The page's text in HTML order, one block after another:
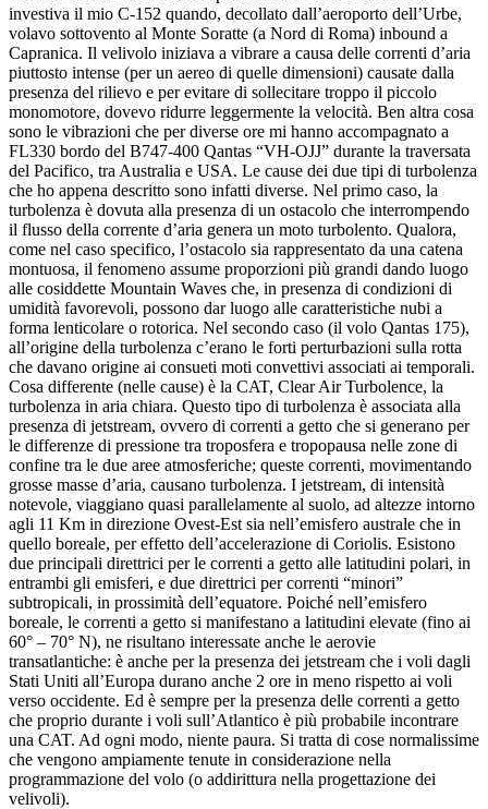
investiva il mio C-152 quando, decollato dall’aeroporto dell’Urbe,
volavo sottovento al Monte Soratte (a Nord di Roma) inbound a
Capranica. Il velivolo iniziava a vibrare a causa delle correnti d’aria
piuttosto intense (per un aereo di quelle dimensioni) causate dalla
presenza del rilievo e per evitare di sollecitare troppo il piccolo
monomotore, dovevo ridurre leggermente la velocità. Ben altra cosa
sono le vibrazioni che per diverse ore mi hanno accompagnato a
FL330 bordo del B747-400 Qantas “VH-OJJ” durante la traversata
del Pacifico, tra Australia e USA. Le cause dei due tipi di turbolenza
che ho appena descritto sono infatti diverse. Nel primo caso, la
turbolenza è dovuta alla presenza di un ostacolo che interrompendo
il flusso della corrente d’aria genera un moto turbolento. Qualora,
come nel caso specifico, l’ostacolo sia rappresentato da una catena
montuosa, il fenomeno assume proporzioni più grandi dando luogo
alle cosiddette Mountain Waves che, in presenza di condizioni di
umidità favorevoli, possono dar luogo alle caratteristiche nubi a
forma lenticolare o rotorica. Nel secondo caso (il volo Qantas 175),
all’origine della turbolenza c’erano le forti perturbazioni sulla rotta
che davano origine ai consueti moti convettivi associati ai temporali.
Cosa differente (nelle cause) è la CAT, Clear Air Turbolence, la
turbolenza in aria chiara. Questo tipo di turbolenza è associata alla
presenza di jetstream, ovvero di correnti a getto che si generano per
le differenze di pressione tra troposfera e tropopausa nelle zone di
confine tra le due aree atmosferiche; queste correnti, movimentando
grosse masse d’aria, causano turbolenza. I jetstream, di intensità
notevole, viaggiano quasi parallelamente al suolo, ad altezze intorno
agli 11 Km in direzione Ovest-Est sia nell’emisfero australe che in
quello boreale, per effetto dell’accelerazione di Coriolis. Esistono
due principali direttrici per le correnti a getto alle latitudini polari, in
entrambi gli emisferi, e due direttrici per correnti “minori”
subtropicali, in prossimità dell’equatore. Poiché nell’emisfero
boreale, le correnti a getto si manifestano a latitudini elevate (fino ai
60° – 70° N), ne risultano interessate anche le aerovie
transatlantiche: è anche per la presenza dei jetstream che i voli dagli
Stati Uniti all’Europa durano anche 2 ore in meno rispetto ai voli
verso occidente. Ed è sempre per la presenza delle correnti a getto
che proprio durante i voli sull’Atlantico è più probabile incontrare
una CAT. Ad ogni modo, niente paura. Si tratta di cose normalissime
che vengono ampiamente tenute in considerazione nella
programmazione del volo (o addirittura nella progettazione dei
velivoli).